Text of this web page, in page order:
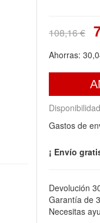
108,16 €
Ahorras:
Gastos de
¡ Envío
Devolución
Garantía de
Necesitas